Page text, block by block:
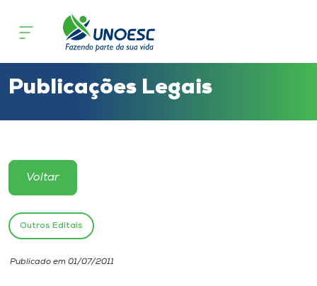
Cursos
Atendimento ao Estudante
Portal de Ensino
Unoesc
Publicações Legais
Voltar
Outros Editais
Publicado em 01/07/2011